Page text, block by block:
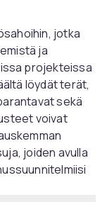
jotka
ja
projekteissa
löydät terät,
sekä
voivat
joiden avulla